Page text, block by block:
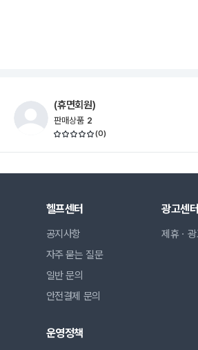
(휴면회원)
판매상품 2
(0)
헬프센터
공지사항
자주 묻는 질문
일반 문의
안전결제 문의
광고센터
제휴ㆍ광
운영정책